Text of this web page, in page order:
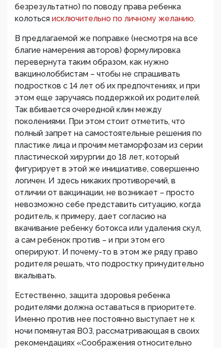
безрезультатно) по поводу права ребенка
колоться исключительно по личному желанию.
В предлагаемой же поправке (несмотря на все
благие намерения авторов) формулировка
перевернута таким образом, как нужно
вакцинолоббистам – чтобы не спрашивать
подростков с 14 лет об их предпочтениях, и при
этом еще заручаясь поддержкой их родителей.
Так вбивается очередной клин между
поколениями. При этом стоит отметить, что
полный запрет на самостоятельные решения по
пластике лица и прочим метаморфозам из серии
пластической хирургии до 18 лет, который
фигурирует в этой же инициативе, совершенно
логичен. И здесь никаких противоречий, в
отличии от вакцинации, не возникает – просто
невозможно себе представить ситуацию, когда
родитель, к примеру, дает согласию на
вкачивание ребенку ботокса или удаления скул,
а сам ребенок против – и при этом его
оперируют. И почему-то в этом же ряду право
родителя решать, что подростку принудительно
вкалывать.
Естественно, защита здоровья ребенка
родителями должна оставаться в приоритете.
Именно против нее постоянно выступает не к
ночи помянутая ВОЗ, рассматривающая в своих
рекомендациях «Соображения относительно